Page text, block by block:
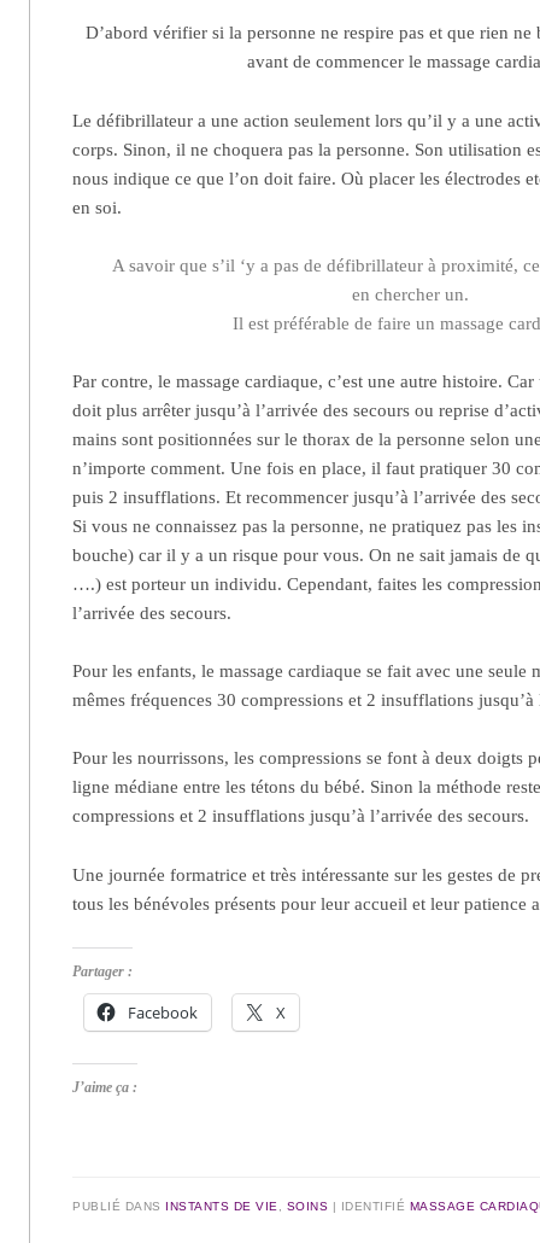
D’abord vérifier si la personne ne respire pas et que rien ne
avant de commencer le massage
Le défibrillateur a une action seulement lors qu’il y a une
corps. Sinon, il ne choquera pas la personne. Son utilisation
nous indique ce que l’on doit faire. Où placer les électrodes
en soi.
A savoir que s’il ‘y a pas de défibrillateur à proximité,
en chercher un.
Il est préférable de faire un massage
Par contre, le massage cardiaque, c’est une autre histoire.
doit plus arrêter jusqu’à l’arrivée des secours ou reprise
mains sont positionnées sur le thorax de la personne selon
n’importe comment. Une fois en place, il faut pratiquer 30
puis 2 insufflations. Et recommencer jusqu’à l’arrivée des
Si vous ne connaissez pas la personne, ne pratiquez pas les
bouche) car il y a un risque pour vous. On ne sait jamais de
….) est porteur un individu. Cependant, faites les
l’arrivée des secours.
Pour les enfants, le massage cardiaque se fait avec une seule
mêmes fréquences 30 compressions et 2 insufflations jusqu’à
Pour les nourrissons, les compressions se font à deux doigts
ligne médiane entre les tétons du bébé. Sinon la méthode
compressions et 2 insufflations jusqu’à l’arrivée des secours.
Une journée formatrice et très intéressante sur les gestes de
tous les bénévoles présents pour leur accueil et leur patience
Partager :
Facebook X
J’aime ça :
PUBLIÉ DANS INSTANTS DE VIE SOINS | IDENTIFIÉ MASSAGE